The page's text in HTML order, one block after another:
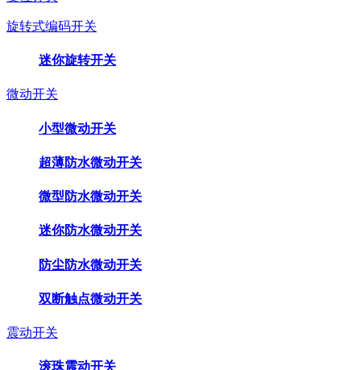
旋转式编码开关
迷你旋转开关
微动开关
小型微动开关
超薄防水微动开关
微型防水微动开关
迷你防水微动开关
防尘防水微动开关
双断触点微动开关
震动开关
滚珠震动开关